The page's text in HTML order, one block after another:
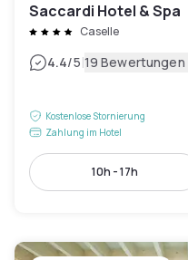
Saccardi Hotel & Spa
Caselle
4.4/5|19 Bewertungen
Kostenlose Stornierung
Zahlung im Hotel
10h - 17h